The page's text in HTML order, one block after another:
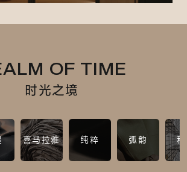
OF TIME
时光之境
喜马拉雅 纯粹 弧韵